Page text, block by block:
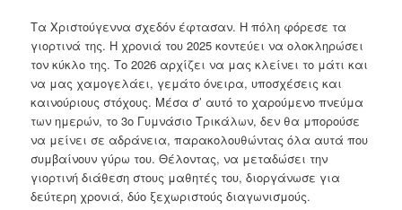
Τα Χριστούγεννα σχεδόν έφτασαν. Η πόλη φόρεσε τα
γιορτινά της. Η χρονιά του 2025 κοντεύει να ολοκληρώσει
τον κύκλο της. Το 2026 αρχίζει να μας κλείνει το μάτι και
να μας χαμογελάει, γεμάτο όνειρα, υποσχέσεις και
καινούριους στόχους. Μέσα σ’ αυτό το χαρούμενο πνεύμα
των ημερών, το 3ο Γυμνάσιο Τρικάλων, δεν θα μπορούσε
να μείνει σε αδράνεια, παρακολουθώντας όλα αυτά που
συμβαίνουν γύρω του. Θέλοντας, να μεταδώσει την
γιορτινή διάθεση στους μαθητές του, διοργάνωσε για
δεύτερη χρονιά, δύο ξεχωριστούς διαγωνισμούς.